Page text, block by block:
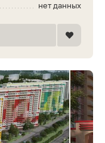
нет данных